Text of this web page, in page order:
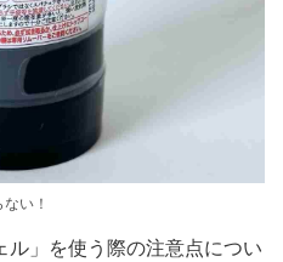
い！
ル」を使う際の注意点につい